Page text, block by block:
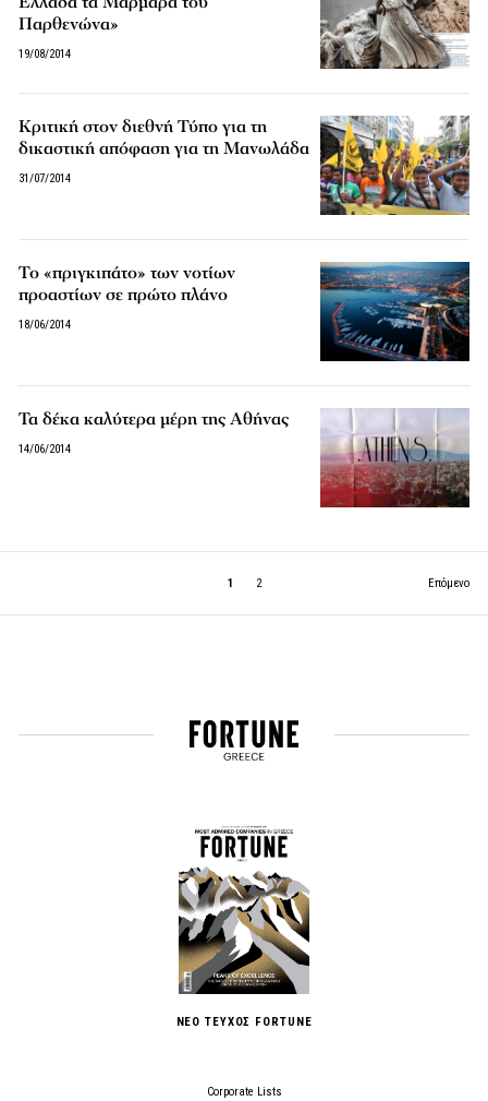
Παρθενώνα»
19/08/2014
Κριτική στον διεθνή Τύπο για τη
δικαστική απόφαση για τη Μανωλάδα
31/07/2014
Το «πριγκιπάτο» των νοτίων
προαστίων σε πρώτο πλάνο
18/06/2014
Τα δέκα καλύτερα μέρη της Αθήνας
14/06/2014
1 2 Επόμενο
ΝΕΟ ΤΕΥΧΟΣ FORTUNE
Corporate Lists